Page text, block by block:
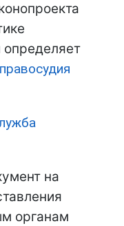
определяет
на
органам